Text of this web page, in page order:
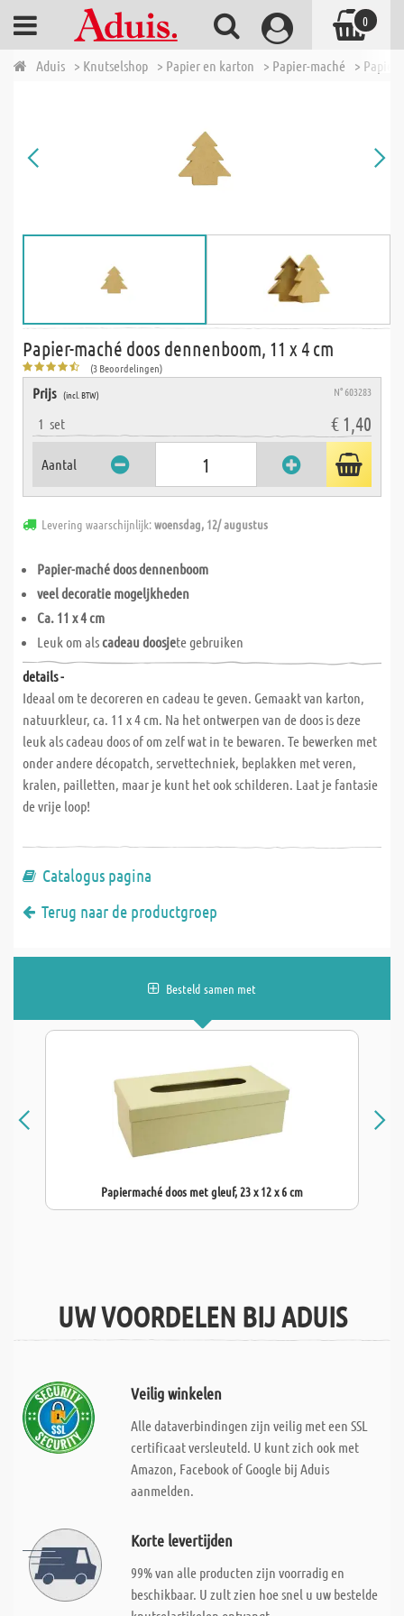
Aduis > Knutselshop > Papier en karton > Papier-maché >
Papier-maché doos dennenboom, 11 x 4 cm
(3 Beoordelingen)
Prijs (incl. BTW) N° 603283
1 set € 1,40
Aantal
Levering waarschijnlijk:woensdag, 12/ augustus
Papier-maché doos dennenboom
veel decoratie mogeljkheden
Ca. 11 x 4 cm
Leuk om alscadeau doosjete gebruiken
details -
Ideaal om te decoreren en cadeau te geven. Gemaakt van karton,
natuurkleur, ca. 11 x 4 cm. Na het ontwerpen van de doos is deze
leuk als cadeau doos of om zelf wat in te bewaren. Te bewerken met
onder andere décopatch, servettechniek, beplakken met veren,
kralen, pailletten, maar je kunt het ook schilderen. Laat je fantasie
de vrije loop!
Catalogus pagina
Terug naar de productgroep
Besteld samen met
Papiermaché doos met gleuf, 23 x 12 x 6 cm
UW VOORDELEN BIJ ADUIS
Veilig winkelen
Alle dataverbindingen zijn veilig met een SSL
certificaat versleuteld. U kunt zich ook met
Amazon, Facebook of Google bij Aduis
aanmelden.
Korte levertijden
99% van alle producten zijn voorradig en
beschikbaar. U zult zien hoe snel u uw bestelde
0